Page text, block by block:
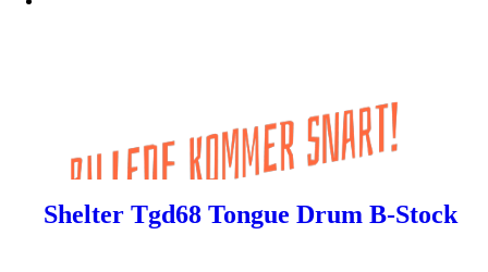
Shelter Tgd68 Tongue Drum B-Stock